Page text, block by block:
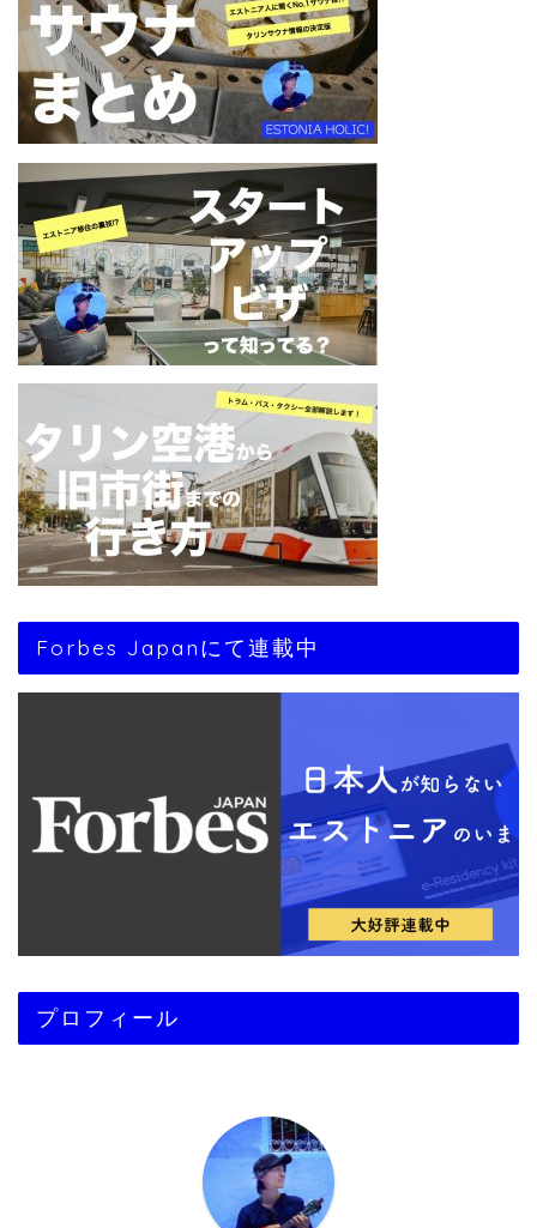
Forbes Japanにて連載中
プロフィール